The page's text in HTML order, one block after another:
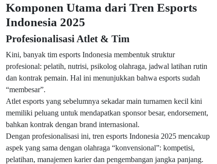
Komponen Utama dari Tren Esports
Indonesia 2025
Profesionalisasi Atlet & Tim
Kini, banyak tim esports Indonesia membentuk struktur
profesional: pelatih, nutrisi, psikolog olahraga, jadwal latihan rutin
dan kontrak pemain. Hal ini menunjukkan bahwa esports sudah
“membesar”.
Atlet esports yang sebelumnya sekadar main turnamen kecil kini
memiliki peluang untuk mendapatkan sponsor besar, endorsement,
bahkan kontrak dengan brand internasional.
Dengan profesionalisasi ini, tren esports Indonesia 2025 mencakup
aspek yang sama dengan olahraga “konvensional”: kompetisi,
pelatihan, manajemen karier dan pengembangan jangka panjang.